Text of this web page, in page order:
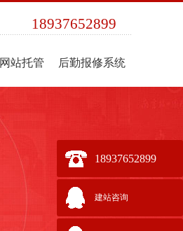
18937652899
网站托管 后勤报修系统
18937652899
建站咨询